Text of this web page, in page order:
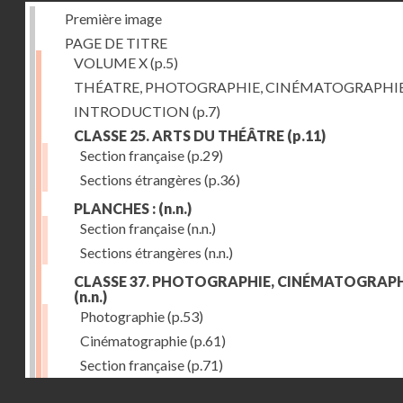
Première image
PAGE DE TITRE
VOLUME X(p.5)
THÉATRE, PHOTOGRAPHIE,
INTRODUCTION (p.7)
CLASSE 25. ARTS DU THÉÂTRE (p.11)
Section française(p.29)
Sections étrangères (p.36)
PLANCHES : (n.n.)
Section française(n.n.)
Sections étrangères (n.n.)
CLASSE 37. PHOTOGRAPHIE,
(n.n.)
Photographie(p.53)
Cinématographie(p.61)
Section française(p.71)